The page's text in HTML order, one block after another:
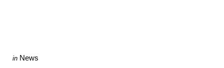
Categories
Posted
in News